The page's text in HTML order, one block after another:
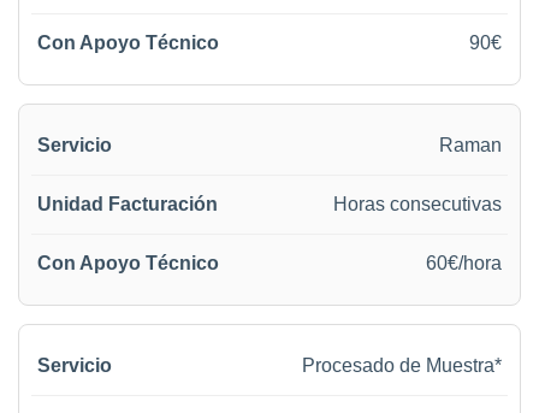
90€
Raman
Horas consecutivas
60€/hora
Procesado de Muestra*